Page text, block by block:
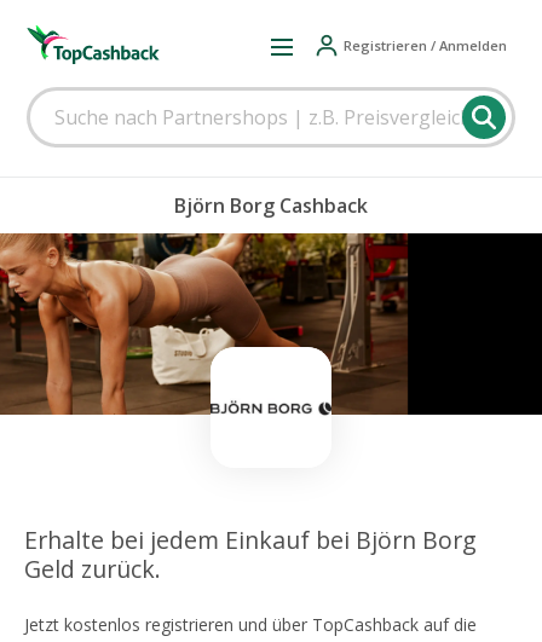
Registrieren / Anmelden
Björn Borg Cashback
Erhalte bei jedem Einkauf bei Björn Borg
Geld zurück.
Jetzt kostenlos registrieren und über TopCashback auf die